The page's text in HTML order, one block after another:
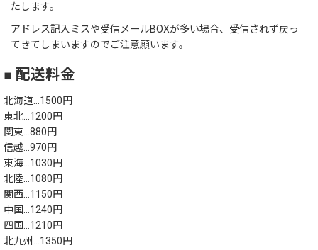
たします。
アドレス記入ミスや受信メールBOXが多い場合、受信されず戻っ
てきてしまいますのでご注意願います。
■ 配送料金
北海道…1500円
東北…1200円
関東…880円
信越…970円
東海…1030円
北陸…1080円
関西…1150円
中国…1240円
四国…1210円
北九州…1350円